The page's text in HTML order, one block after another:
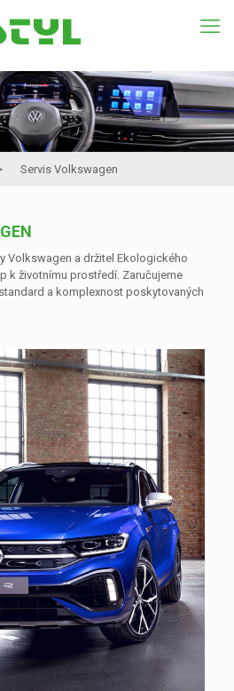
Servis Volkswagen
Volkswagen a držitel Ekologického
k životnímu prostředí. Zaručujeme
a komplexnost poskytovaných